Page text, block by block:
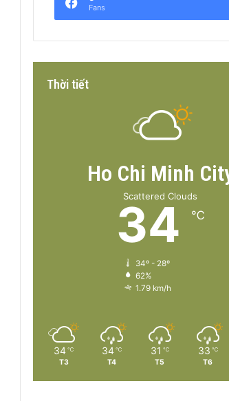
Fans
Thời tiết
Ho Chi Minh
Scattered Clouds
34 ℃
34º - 28º
62%
1.79 km/h
34 ℃
T3
34 ℃
T4
31 ℃
T5
33 ℃
T6